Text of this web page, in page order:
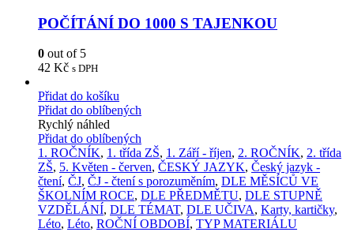
POČÍTÁNÍ DO 1000 S TAJENKOU
0 out of 5
42 Kč s DPH
Přidat do košíku
Přidat do oblíbených
Rychlý náhled
Přidat do oblíbených
1. ROČNÍK, 1. třída ZŠ, 1. Září - říjen, 2. ROČNÍK, 2. třída
ZŠ, 5. Květen - červen, ČESKÝ JAZYK, Český jazyk -
čtení, ČJ, ČJ - čtení s porozuměním, DLE MĚSÍCŮ VE
ŠKOLNÍM ROCE, DLE PŘEDMĚTU, DLE STUPNĚ
VZDĚLÁNÍ, DLE TÉMAT, DLE UČIVA, Karty, kartičky,
Léto, Léto, ROČNÍ OBDOBÍ, TYP MATERIÁLU